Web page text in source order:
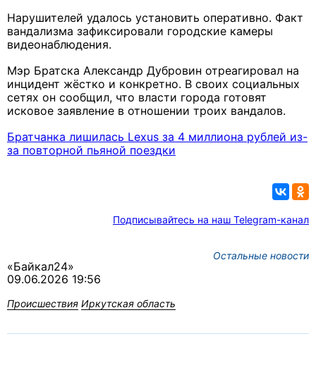
Нарушителей удалось установить оперативно. Факт
вандализма зафиксировали городские камеры
видеонаблюдения.
Мэр Братска Александр Дубровин отреагировал на
инцидент жёстко и конкретно. В своих социальных
сетях он сообщил, что власти города готовят
исковое заявление в отношении троих вандалов.
Братчанка лишилась Lexus за 4 миллиона рублей из-
за повторной пьяной поездки
Подписывайтесь на наш Telegram-канал
Остальные новости
«Байкал24»
09.06.2026 19:56
Происшествия Иркутская область